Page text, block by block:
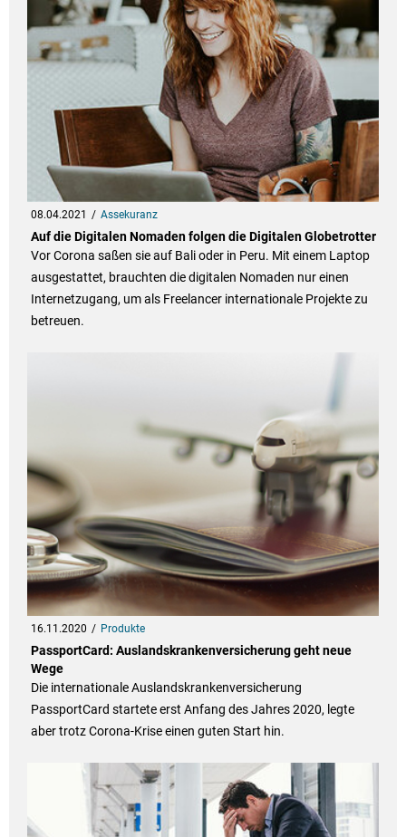
08.04.2021 Assekuranz
Auf die Digitalen Nomaden folgen die Digitalen Globetrotter
Vor Corona saßen sie auf Bali oder in Peru. Mit einem Laptop
ausgestattet, brauchten die digitalen Nomaden nur einen
Internetzugang, um als Freelancer internationale Projekte zu
betreuen.
16.11.2020 Produkte
PassportCard: Auslandskrankenversicherung geht neue
Wege
Die internationale Auslandskrankenversicherung
PassportCard startete erst Anfang des Jahres 2020, legte
aber trotz Corona-Krise einen guten Start hin.